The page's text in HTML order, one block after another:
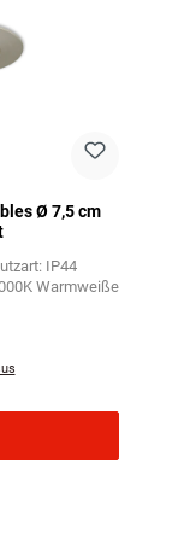
Ø 7,5 cm
IP44
Warmweiße